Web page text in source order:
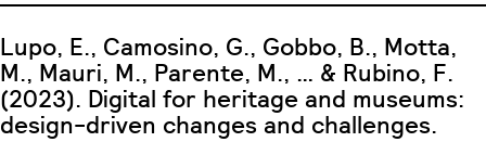
Lupo, E., Camosino, G., Gobbo, B., Motta,
M., Mauri, M., Parente, M., … & Rubino, F.
(2023). Digital for heritage and museums:
design-driven changes and challenges.